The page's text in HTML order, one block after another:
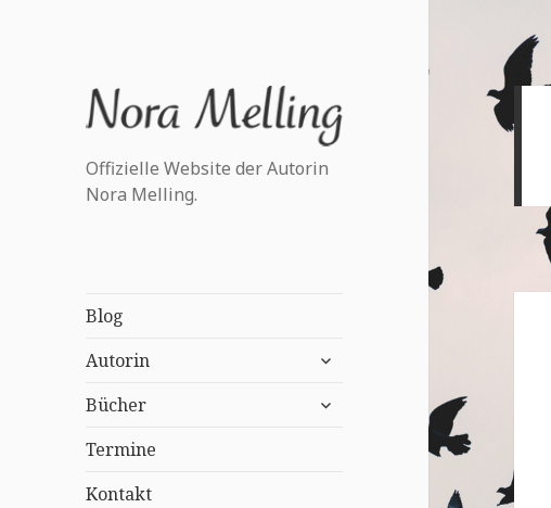
Offizielle Website der Autorin
Nora Melling.
Blog
Autorin
untermenü
Bücher
untermenü
Termine
Kontakt